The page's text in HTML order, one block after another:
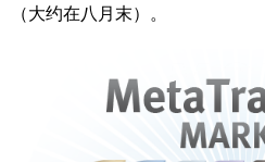
（大约在八月末）。